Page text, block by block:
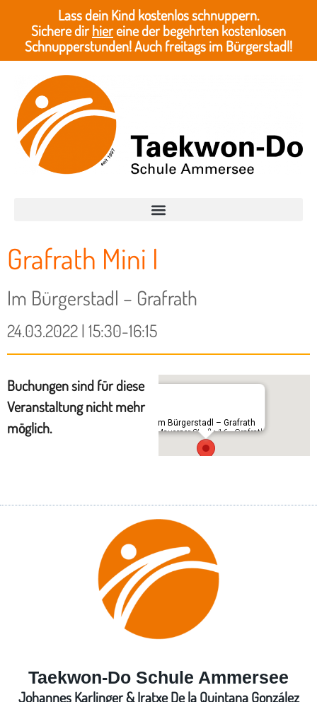
Lass dein Kind kostenlos schnuppern.
Sichere dirhiereine der begehrten kostenlosen
Schnupperstunden! Auch freitags im Bürgerstadl!
Grafrath Mini I
Im Bürgerstadl – Grafrath
24.03.2022 | 15:30-16:15
Buchungen sind für diese
Veranstaltung nicht mehr
möglich.
Im Bürgerstadl – Grafrath
Mauerner Straße 16 - Grafrath
Taekwon-Do Schule Ammersee
Johannes Karlinger & Iratxe De la Quintana González